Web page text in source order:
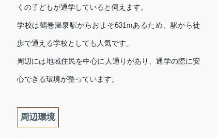
くの子どもが通学していると伺えます。
学校は鶴巻温泉駅からおよそ631mあるため、駅から徒
歩で通える学校としても人気です。
周辺には地域住民を中心に人通りがあり、通学の際に安
心できる環境が整っています。
周辺環境